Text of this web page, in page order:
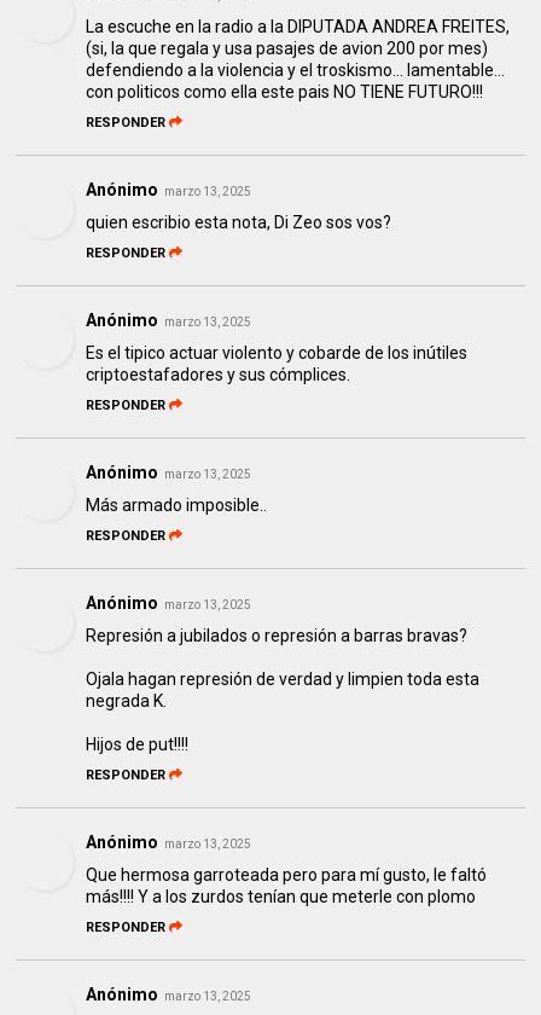
La escuche en la radio a la DIPUTADA ANDREA FREITES,
(si, la que regala y usa pasajes de avion 200 por mes)
defendiendo a la violencia y el troskismo... lamentable...
con politicos como ella este pais NO TIENE FUTURO!!!
RESPONDER
Anónimo marzo 13, 2025
quien escribio esta nota, Di Zeo sos vos?
RESPONDER
Anónimo marzo 13, 2025
Es el tipico actuar violento y cobarde de los inútiles
criptoestafadores y sus cómplices.
RESPONDER
Anónimo marzo 13, 2025
Más armado imposible..
RESPONDER
Anónimo marzo 13, 2025
Represión a jubilados o represión a barras bravas?
Ojala hagan represión de verdad y limpien toda esta
negrada K.
Hijos de put!!!!
RESPONDER
Anónimo marzo 13, 2025
Que hermosa garroteada pero para mí gusto, le faltó
más!!!! Y a los zurdos tenían que meterle con plomo
RESPONDER
Anónimo marzo 13, 2025